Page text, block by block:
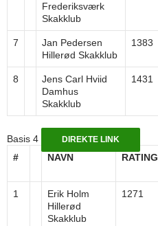
Frederiksværk
Skakklub
7
Jan Pedersen
Hillerød Skakklub
1383
8
Jens Carl Hviid
Damhus
Skakklub
1431
Basis 4 DIREKTE LINK
# NAVN RATING
1
Erik Holm
Hillerød
Skakklub
1271